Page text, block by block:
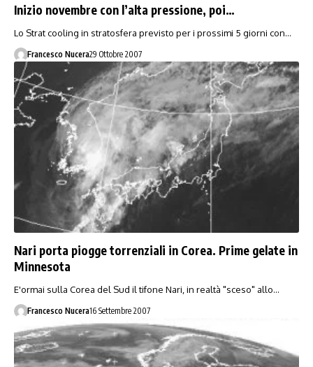
Inizio novembre con l’alta pressione, poi…
Lo Strat cooling in stratosfera previsto per i prossimi 5 giorni con…
Francesco Nucera29 Ottobre 2007
Nari porta piogge torrenziali in Corea. Prime gelate in
Minnesota
E'ormai sulla Corea del Sud il tifone Nari, in realtà "sceso" allo…
Francesco Nucera16 Settembre 2007